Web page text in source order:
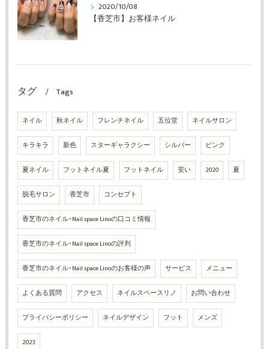
2020/10/08
【香芝市】お客様ネイル
タグ Tags
ネイル 秋ネイル フレンチネイル 五位堂 ネイルサロン
キラキラ 新色 スターギャラクシー シルバー ピンク
夏ネイル フットネイル夏 フットネイル 安い 2020 夏
脱毛サロン 香芝市 コンセプト
香芝市のネイル･Nail space Linoの口コミ情報
香芝市のネイル･Nail space Linoの評判
香芝市のネイル･Nail space Linoのお客様の声 サービス メニュー
よくある質問 アクセス ネイルスペースリノ お問い合わせ
プライバシーポリシー ネイルデザイン フット メンズ
2023